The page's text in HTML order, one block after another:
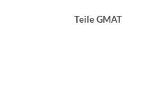
Teile GMAT